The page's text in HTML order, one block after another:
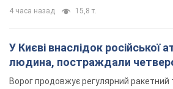
4 часа назад 15,8 т.
У Києві внаслідок російської
людина, постраждали
Ворог продовжує регулярний ракетний